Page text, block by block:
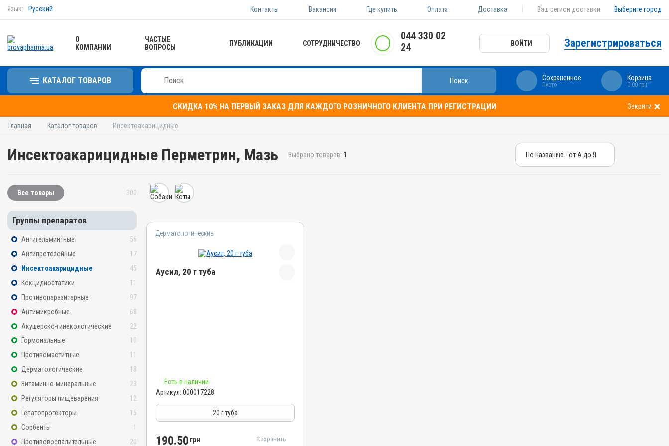
Язык: Русский Контакты Вакансии Где купить Оплата Доставка Ваш регион доставки: Выберите город
О
КОМПАНИИ
ЧАСТЫЕ
ВОПРОСЫ
ПУБЛИКАЦИИ СОТРУДНИЧЕСТВО
044 330 02
24
ВОЙТИ Зарегистрироваться
КАТАЛОГ ТОВАРОВ Поиск Сохраненное
Пусто
Корзина
0.00 грн
СКИДКА 10% НА ПЕРВЫЙ ЗАКАЗ ДЛЯ КАЖДОГО РОЗНИЧНОГО КЛИЕНТА ПРИ РЕГИСТРАЦИИ Закрити
Главная Каталог товаров Инсектоакарицидные
Инсектоакарицидные Перметрин, Мазь Выбрано товаров: 1 По названию - от А до Я
Все товары 300
Группы препаратов
Антигельминтные
56
Антипротозойные
17
Инсектоакарицидные
45
Кокцидиостатики
11
Противопаразитарные
97
Антимикробные
68
Акушерско-гинекологические
22
Гормональные
10
Противомаститные
11
Дерматологические
18
Витаминно-минеральные
23
Регуляторы пищеварения
12
Гепатопротекторы
15
Сорбенты
1
Противовоспалительные
20
Дерматологические
Аусил, 20 г туба
АВ-09424-01-20
Дерматологические, Инсектоакарицидные,
Антимикробные
Есть в наличии
Артикул: 000017228
20 г туба
190.50 грн Сохранить